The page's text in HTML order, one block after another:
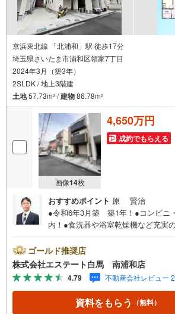
京浜東北線 「北浦和」駅 徒歩17分
埼玉県さいたま市浦和区領家7丁目
2024年3月（築3年）
2SLDK / 地上3階建
土地57.73m2 /建物86.78m2
画像14枚
4,650万円
成約でもらえる
おすすめポイント 原 賢治
●令和6年3月築 築1年！●コンビニ
内！●食洗器や浴室乾燥機など充実
るとPayPayボーナスをプレゼント
馬が選ばれる≫◆エステート白馬の
談サポート社外のファイナンシャル
が出来ます。無料で何度でもお気軽
サービス新築住宅は2年、中古住宅
スを無料で付帯しています3.注文
ゴールド推奨店
株式会社エステート白馬 南浦和店
4.79 不動産会社レビュー
資料をもらう （無料）